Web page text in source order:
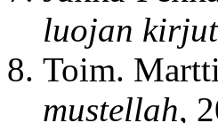
luojan
Toim.
mustellah,